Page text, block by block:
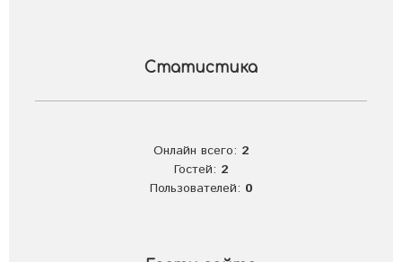
Статистика
Онлайн всего: 2
Гостей: 2
Пользователей: 0